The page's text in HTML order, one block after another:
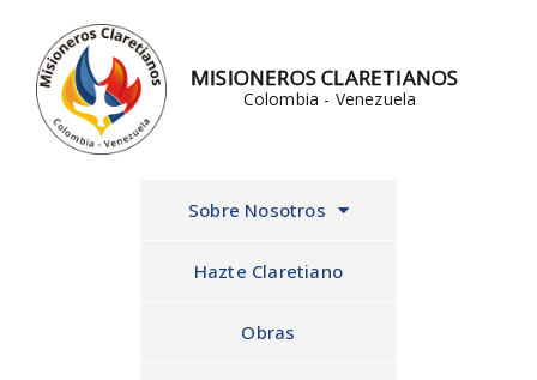
contenido
MISIONEROS CLARETIANOS
Colombia - Venezuela
Sobre Nosotros
Hazte Claretiano
Obras